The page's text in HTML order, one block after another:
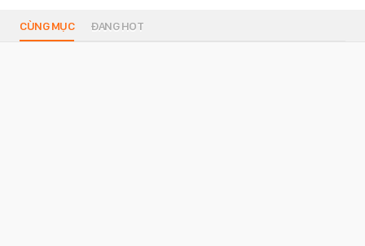
CÙNG MỤC ĐANG HOT